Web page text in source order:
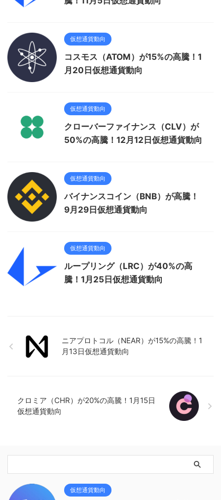
仮想通貨動向
コスモス（ATOM）が15%の高騰！1
月20日仮想通貨動向
仮想通貨動向
クローバーファイナンス（CLV）が
50%の高騰！12月12日仮想通貨動向
仮想通貨動向
バイナンスコイン（BNB）が高騰！
9月29日仮想通貨動向
仮想通貨動向
ループリング（LRC）が40%の高
騰！1月25日仮想通貨動向
ニアプロトコル（NEAR）が15%の高騰！1
月13日仮想通貨動向
クロミア（CHR）が20%の高騰！1月15日
仮想通貨動向
仮想通貨動向